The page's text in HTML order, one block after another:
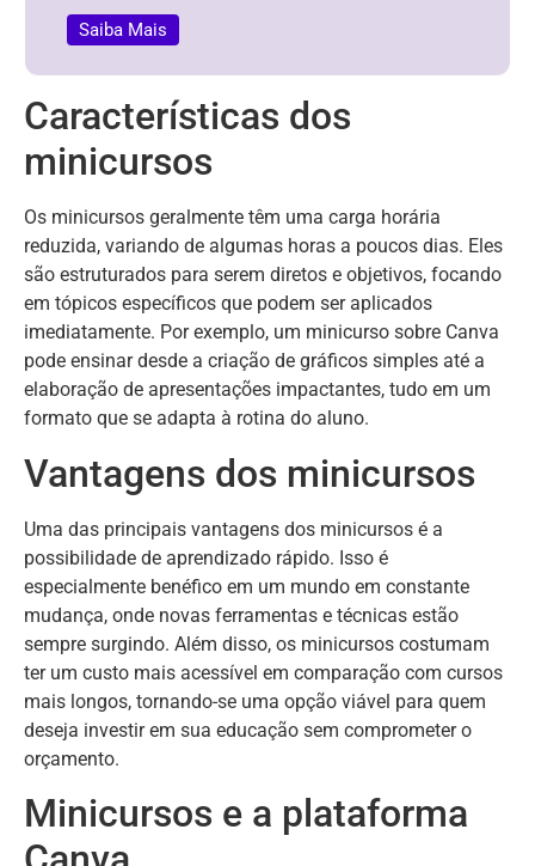
Saiba Mais
Características dos
minicursos
Os minicursos geralmente têm uma carga horária
reduzida, variando de algumas horas a poucos dias. Eles
são estruturados para serem diretos e objetivos, focando
em tópicos específicos que podem ser aplicados
imediatamente. Por exemplo, um minicurso sobre Canva
pode ensinar desde a criação de gráficos simples até a
elaboração de apresentações impactantes, tudo em um
formato que se adapta à rotina do aluno.
Vantagens dos minicursos
Uma das principais vantagens dos minicursos é a
possibilidade de aprendizado rápido. Isso é
especialmente benéfico em um mundo em constante
mudança, onde novas ferramentas e técnicas estão
sempre surgindo. Além disso, os minicursos costumam
ter um custo mais acessível em comparação com cursos
mais longos, tornando-se uma opção viável para quem
deseja investir em sua educação sem comprometer o
orçamento.
Minicursos e a plataforma